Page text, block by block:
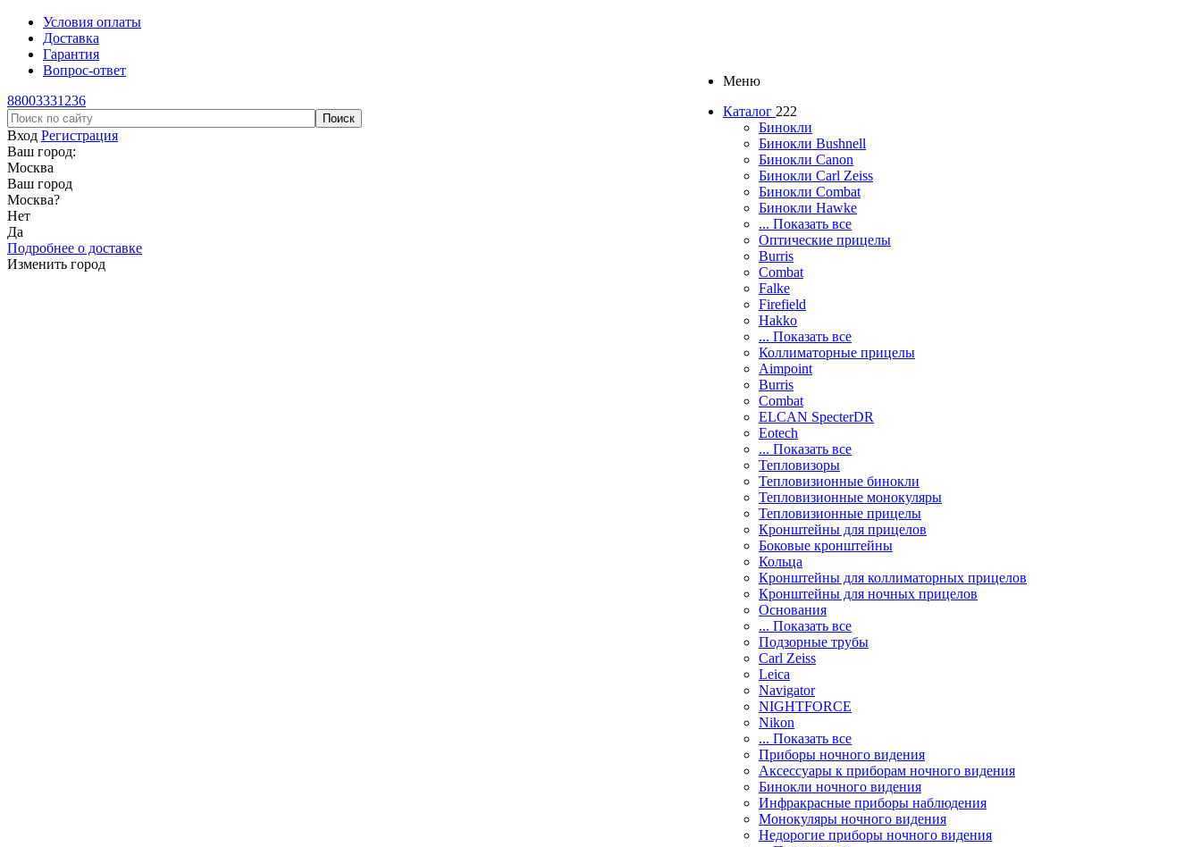
Условия оплаты
Доставка
Гарантия
Вопрос-ответ
88003331236
Вход Регистрация
Ваш город:
Москва
Ваш город
Москва?
Нет
Да
Подробнее о доставке
Изменить город
Меню
Каталог 222
Бинокли
Бинокли Bushnell
Бинокли Canon
Бинокли Carl Zeiss
Бинокли Combat
Бинокли Hawke
... Показать все
Оптические прицелы
Burris
Combat
Falke
Firefield
Hakko
... Показать все
Коллиматорные прицелы
Aimpoint
Burris
Combat
ELCAN SpecterDR
Eotech
... Показать все
Тепловизоры
Тепловизионные бинокли
Тепловизионные монокуляры
Тепловизионные прицелы
Кронштейны для прицелов
Боковые кронштейны
Кольца
Кронштейны для коллиматорных прицелов
Кронштейны для ночных прицелов
Основания
... Показать все
Подзорные трубы
Carl Zeiss
Leica
Navigator
NIGHTFORCE
Nikon
... Показать все
Приборы ночного видения
Аксессуары к приборам ночного видения
Бинокли ночного видения
Инфракрасные приборы наблюдения
Монокуляры ночного видения
Недорогие приборы ночного видения